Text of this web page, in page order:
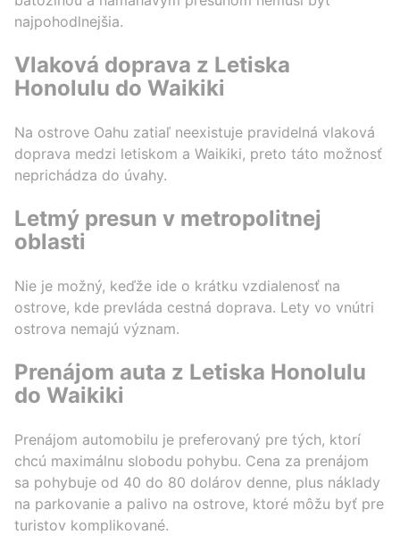
najpohodlnejšia.
Vlaková doprava z Letiska
Honolulu do Waikiki
Na ostrove Oahu zatiaľ neexistuje pravidelná vlaková
doprava medzi letiskom a Waikiki, preto táto možnosť
neprichádza do úvahy.
Letmý presun v metropolitnej
oblasti
Nie je možný, keďže ide o krátku vzdialenosť na
ostrove, kde prevláda cestná doprava. Lety vo vnútri
ostrova nemajú význam.
Prenájom auta z Letiska Honolulu
do Waikiki
Prenájom automobilu je preferovaný pre tých, ktorí
chcú maximálnu slobodu pohybu. Cena za prenájom
sa pohybuje od 40 do 80 dolárov denne, plus náklady
na parkovanie a palivo na ostrove, ktoré môžu byť pre
turistov komplikované.